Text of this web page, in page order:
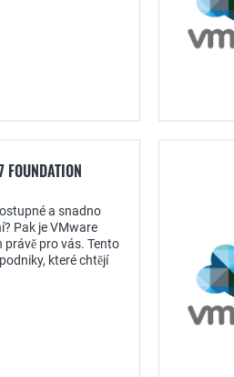
FOUNDATION
a snadno
Pak je VMware
právě pro vás. Tento
které chtějí